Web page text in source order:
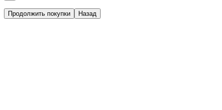
Продолжить покупки Назад